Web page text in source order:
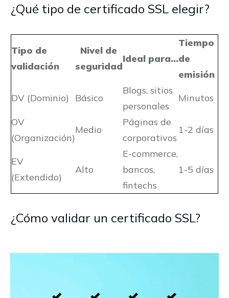
¿Qué tipo de certificado SSL elegir?
Tipo de
validación
Nivel de
seguridad
Ideal para…
Tiempo
de
emisión
DV (Dominio)
Básico
Blogs, sitios
personales
Minutos
OV
(Organización)
Medio
Páginas de
corporativos
1-2 días
EV
(Extendido)
Alto
E-commerce,
bancos,
fintechs
1-5 días
¿Cómo validar un certificado SSL?